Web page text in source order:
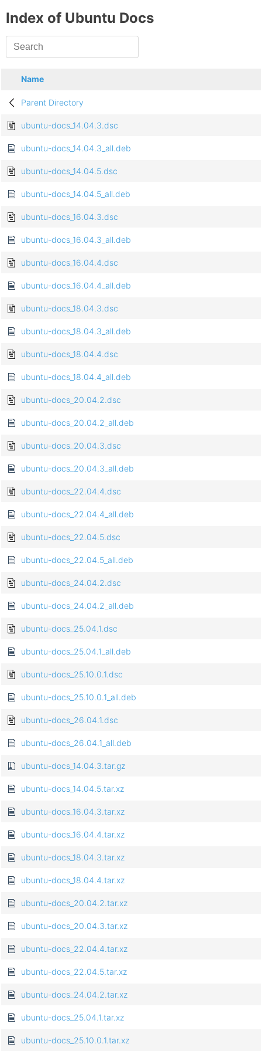
Index of Ubuntu Docs
Name
Parent Directory
ubuntu-docs_14.04.3.dsc
ubuntu-docs_14.04.3_all.deb
ubuntu-docs_14.04.5.dsc
ubuntu-docs_14.04.5_all.deb
ubuntu-docs_16.04.3.dsc
ubuntu-docs_16.04.3_all.deb
ubuntu-docs_16.04.4.dsc
ubuntu-docs_16.04.4_all.deb
ubuntu-docs_18.04.3.dsc
ubuntu-docs_18.04.3_all.deb
ubuntu-docs_18.04.4.dsc
ubuntu-docs_18.04.4_all.deb
ubuntu-docs_20.04.2.dsc
ubuntu-docs_20.04.2_all.deb
ubuntu-docs_20.04.3.dsc
ubuntu-docs_20.04.3_all.deb
ubuntu-docs_22.04.4.dsc
ubuntu-docs_22.04.4_all.deb
ubuntu-docs_22.04.5.dsc
ubuntu-docs_22.04.5_all.deb
ubuntu-docs_24.04.2.dsc
ubuntu-docs_24.04.2_all.deb
ubuntu-docs_25.04.1.dsc
ubuntu-docs_25.04.1_all.deb
ubuntu-docs_25.10.0.1.dsc
ubuntu-docs_25.10.0.1_all.deb
ubuntu-docs_26.04.1.dsc
ubuntu-docs_26.04.1_all.deb
ubuntu-docs_14.04.3.tar.gz
ubuntu-docs_14.04.5.tar.xz
ubuntu-docs_16.04.3.tar.xz
ubuntu-docs_16.04.4.tar.xz
ubuntu-docs_18.04.3.tar.xz
ubuntu-docs_18.04.4.tar.xz
ubuntu-docs_20.04.2.tar.xz
ubuntu-docs_20.04.3.tar.xz
ubuntu-docs_22.04.4.tar.xz
ubuntu-docs_22.04.5.tar.xz
ubuntu-docs_24.04.2.tar.xz
ubuntu-docs_25.04.1.tar.xz
ubuntu-docs_25.10.0.1.tar.xz